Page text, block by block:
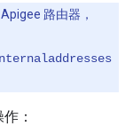
路由器，
：